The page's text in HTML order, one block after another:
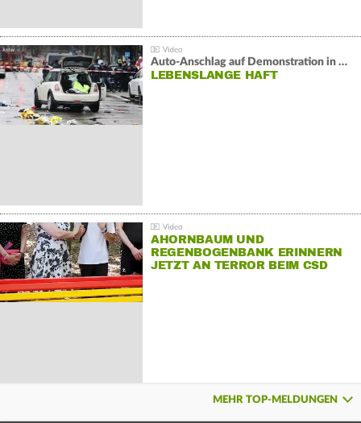
Auto-Anschlag auf Demonstration in München:
LEBENSLANGE HAFT
AHORNBAUM UND
REGENBOGENBANK ERINNERN
JETZT AN TERROR BEIM CSD
MEHR TOP-MELDUNGEN